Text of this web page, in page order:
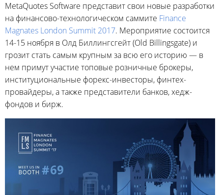
MetaQuotes Software представит свои новые разработки
на финансово-технологическом саммите Finance
Magnates London Summit 2017. Мероприятие состоится
14-15 ноября в Олд Биллингсгейт (Old Billingsgate) и
грозит стать самым крупным за всю его историю — в
нем примут участие топовые розничные брокеры,
институциональные форекс-инвесторы, финтех-
провайдеры, а также представители банков, хедж-
фондов и бирж.